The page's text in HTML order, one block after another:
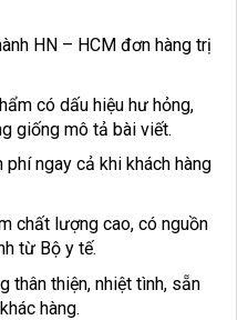
HN – HCM đơn hàng trị
có dấu hiệu hư hỏng,
giống mô tả bài viết.
ngay cả khi khách hàng
chất lượng cao, có nguồn
từ Bộ y tế.
thân thiện, nhiệt tình, sẵn
hàng.